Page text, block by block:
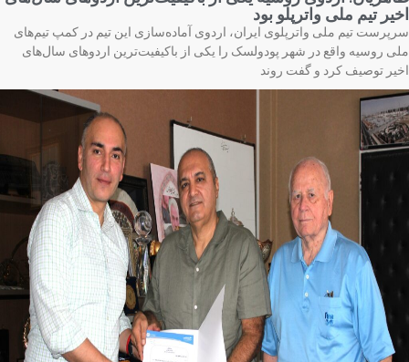
تیم ملی واترپلو بود
تیم ملی واترپلوی ایران، اردوی آماده‌سازی این تیم در کمپ تیم‌های
روسیه واقع در شهر پودولسک را یکی از باکیفیت‌ترین اردوهای سال‌های
توصیف کرد و گفت روند